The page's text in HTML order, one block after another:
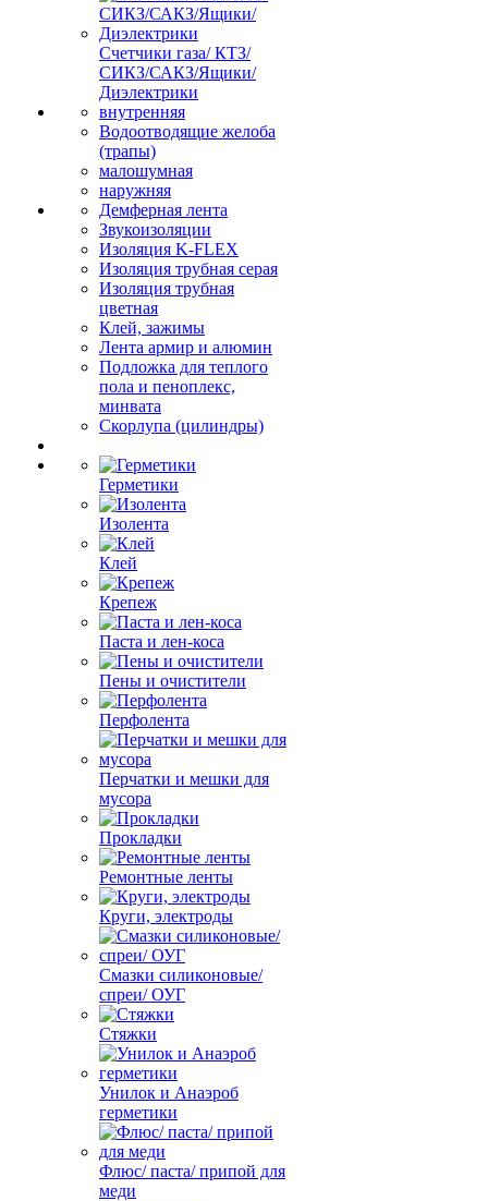
Счетчики газа/ КТЗ/
СИКЗ/САКЗ/Ящики/
Диэлектрики
внутренняя
Водоотводящие желоба
(трапы)
малошумная
наружняя
Демферная лента
Звукоизоляции
Изоляция K-FLEX
Изоляция трубная серая
Изоляция трубная
цветная
Клей, зажимы
Лента армир и алюмин
Подложка для теплого
пола и пеноплекс,
минвата
Скорлупа (цилиндры)
Герметики
Изолента
Клей
Крепеж
Паста и лен-коса
Пены и очистители
Перфолента
Перчатки и мешки для
мусора
Прокладки
Ремонтные ленты
Круги, электроды
Смазки силиконовые/
спреи/ ОУГ
Стяжки
Унилок и Анаэроб
герметики
Флюс/ паста/ припой для
меди